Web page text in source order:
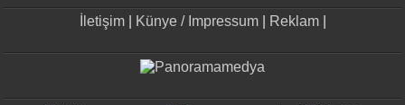
İletişim| Künye / Impressum| Reklam|